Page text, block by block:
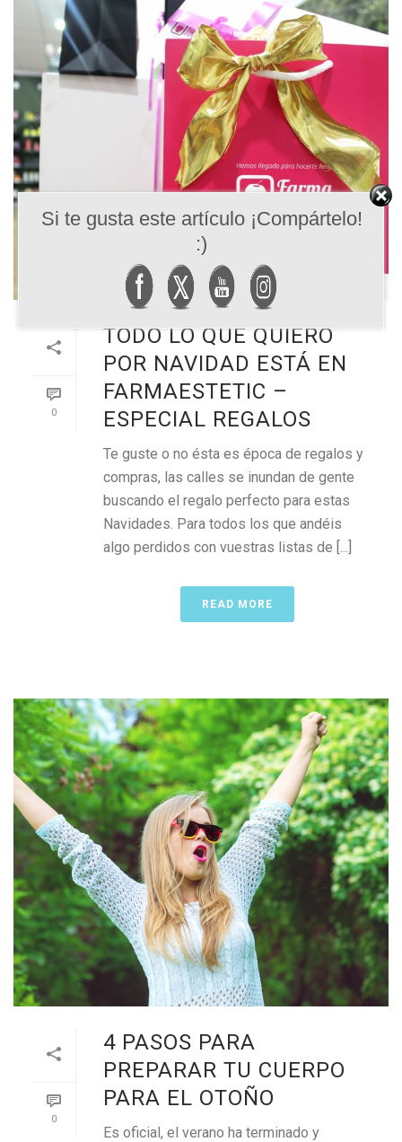
0
TODO LO QUE QUIERO
POR NAVIDAD ESTÁ EN
FARMAESTETIC –
ESPECIAL REGALOS
Te guste o no ésta es época de regalos y
compras, las calles se inundan de gente
buscando el regalo perfecto para estas
Navidades. Para todos los que andéis
algo perdidos con vuestras listas de [...]
READ MORE
0
4 PASOS PARA
PREPARAR TU CUERPO
PARA EL OTOÑO
Es oficial, el verano ha terminado y
Si te gusta este artículo ¡Compártelo!
:)